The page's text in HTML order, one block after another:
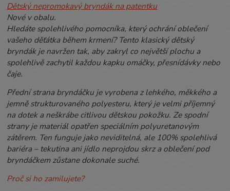
Dětský nepromokavý bryndák na patentku
Nové v obalu.
Hledáte spolehlivého pomocníka, který ochrání oblečení
vašeho děťátka během krmení? Tento klasický dětský
bryndák je navržen tak, aby zakryl co největší plochu a
spolehlivě zachytil každou kapku omáčky, přesnídávky nebo
čaje.
Přední strana bryndáčku je vyrobena z lehkého, měkkého a
jemně strukturovaného polyesteru, který je velmi příjemný
na dotek a neškrábe citlivou dětskou pokožku. Ze spodní
strany je materiál opatřen speciálním polyuretanovým
zátěrem. Ten funguje jako neviditelná, ale 100% spolehlivá
bariéra – tekutina ani jídlo neprojdou skrz a oblečení pod
bryndáčkem zůstane dokonale suché.
Proč si ho zamilujete?